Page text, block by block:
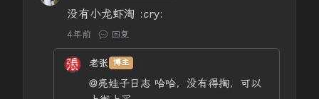
没有小龙虾淘 :cry:
4年前 回复
老张 博主
@亮娃子日志 哈哈，没有得掏，可以